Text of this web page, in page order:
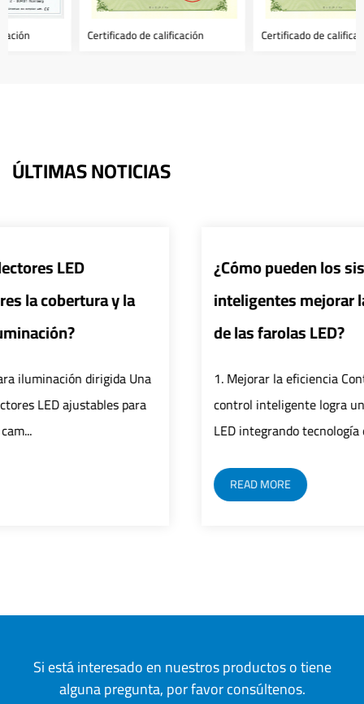
Certificado de calificación Certificado de calificación
ÚLTIMAS NOTICIAS
¿Cómo pueden los sistemas de control
inteligentes mejorar la eficiencia y seguridad
de las farolas LED?
1. Mejorar la eficiencia Control preciso: El sistema de
control inteligente logra un control preciso de farolas
LED integrando tecnología de sen...
Si está interesado en nuestros productos o tiene
alguna pregunta, por favor consúltenos.